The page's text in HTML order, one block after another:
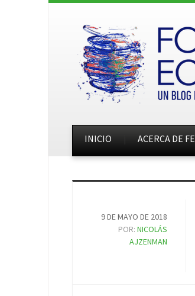
INICIO ACERCA DE FE
9 DE MAYO DE 2018
POR:NICOLÁS
AJZENMAN